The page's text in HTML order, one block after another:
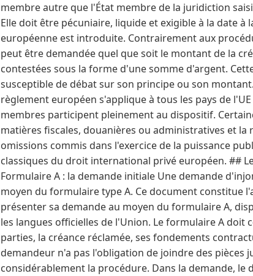
membre autre que l'État membre de la juridiction
Elle doit être pécuniaire, liquide et exigible à la date
européenne est introduite. Contrairement aux
peut être demandée quel que soit le montant de la
contestées sous la forme d'une somme d'argent.
susceptible de débat sur son principe ou son
règlement européen s'applique à tous les pays de
membres participent pleinement au dispositif.
matières fiscales, douanières ou administratives et
omissions commis dans l'exercice de la puissance
classiques du droit international privé européen. ##
Formulaire A : la demande initiale Une demande
moyen du formulaire type A. Ce document constitue
présenter sa demande au moyen du formulaire A,
les langues officielles de l'Union. Le formulaire A
parties, la créance réclamée, ses fondements
demandeur n'a pas l'obligation de joindre des pièces
considérablement la procédure. Dans la demande, le